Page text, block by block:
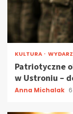
KULTURA
Patriotyczne
w Ustroniu –
Anna Michalak